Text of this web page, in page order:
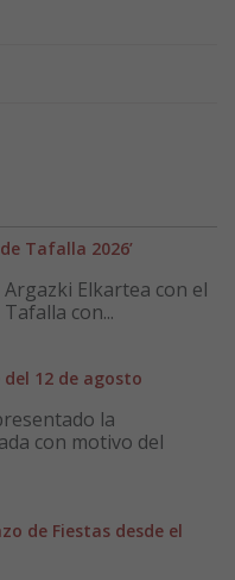
Tafalla 2026’
Elkartea con el
con...
12 de agosto
la
con motivo del
de Fiestas desde el